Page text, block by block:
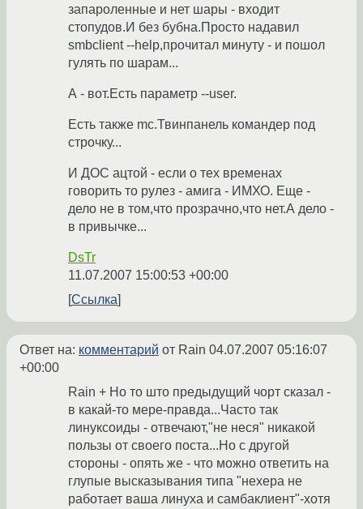
запароленные и нет шары - входит
стопудов.И без бубна.Просто надавил
smbclient --help,прочитал минуту - и пошол
гулять по шарам...
А - вот.Есть параметр --user.
Есть также mc.Твинпанель командер под
строчку...
И ДОС ацтой - если о тех временах
говорить то рулез - амига - ИМХО. Еще -
дело не в том,что прозрачно,что нет.А дело -
в привычке...
DsTr
11.07.2007 15:00:53 +00:00
Ссылка
Ответ на: комментарий от Rain 04.07.2007 05:16:07
+00:00
Rain + Но то што предыдущий чорт сказал -
в какай-то мере-правда...Часто так
линуксоиды - отвечают,"не неся" никакой
пользы от своего поста...Но с другой
стороны - опять же - что можно ответить на
глупые высказывания типа "нехера не
работает ваша линуха и самбаклиент"-хотя